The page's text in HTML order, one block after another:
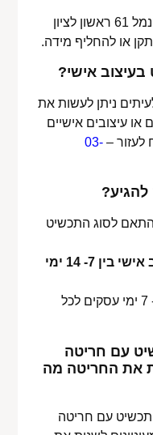
הסטודיו שלנו נמצא ברח' הנמל 61 ראשון לציון
או להחליף מידה.
בעיצוב אישי?
ניתן לעשות את
או עיצובים אישיים
לעזור –03-
לסוג התכשיט
מוצרים עם חריטה / עיצוב אישי בין 7- 14 ימי
מוצרים ללא חריטה 3 עד כ- 7 ימי עסקים לכל
עם חריטה
את החריטה מה
תכשיט עם חריטה